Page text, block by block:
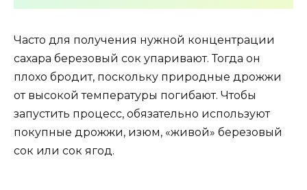
Часто для получения нужной концентрации
сахара березовый сок упаривают. Тогда он
плохо бродит, поскольку природные дрожжи
от высокой температуры погибают. Чтобы
запустить процесс, обязательно используют
покупные дрожжи, изюм, «живой» березовый
сок или сок ягод.